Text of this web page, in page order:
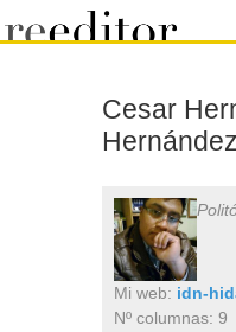
Cesar
Hernández
Mi web: idn-
Nº columnas: 9